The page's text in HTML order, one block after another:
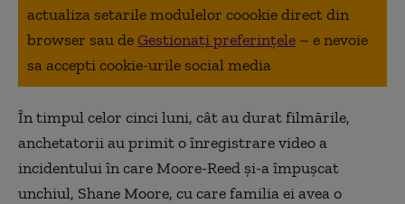
actualiza setarile modulelor coookie direct din
browser sau deGestionați preferințele – e nevoie
sa accepti cookie-urile social media
În timpul celor cinci luni, cât au durat filmările,
anchetatorii au primit o înregistrare video a
incidentului în care Moore-Reed și-a împușcat
unchiul, Shane Moore, cu care familia ei avea o